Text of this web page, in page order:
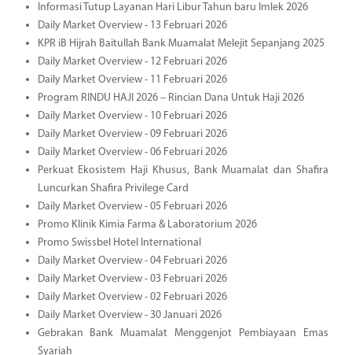
Informasi Tutup Layanan Hari Libur Tahun baru Imlek 2026
Daily Market Overview - 13 Februari 2026
KPR iB Hijrah Baitullah Bank Muamalat Melejit Sepanjang 2025
Daily Market Overview - 12 Februari 2026
Daily Market Overview - 11 Februari 2026
Program RINDU HAJI 2026 – Rincian Dana Untuk Haji 2026
Daily Market Overview - 10 Februari 2026
Daily Market Overview - 09 Februari 2026
Daily Market Overview - 06 Februari 2026
Perkuat Ekosistem Haji Khusus, Bank Muamalat dan Shafira
Luncurkan Shafira Privilege Card
Daily Market Overview - 05 Februari 2026
Promo Klinik Kimia Farma & Laboratorium 2026
Promo Swissbel Hotel International
Daily Market Overview - 04 Februari 2026
Daily Market Overview - 03 Februari 2026
Daily Market Overview - 02 Februari 2026
Daily Market Overview - 30 Januari 2026
Gebrakan Bank Muamalat Menggenjot Pembiayaan Emas
Syariah